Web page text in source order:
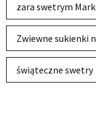
zara swetrym
Zwiewne sukienki
świąteczne swetry